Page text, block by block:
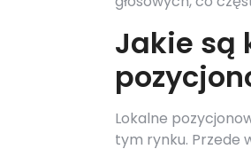
Jakie są
Lokalne
tym rynku. Przede